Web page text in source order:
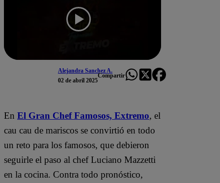
Alejandra Sanchez A.
02 de abril 2025
Compartir
En El Gran Chef Famosos, Extremo, el
cau cau de mariscos se convirtió en todo
un reto para los famosos, que debieron
seguirle el paso al chef Luciano Mazzetti
en la cocina. Contra todo pronóstico,